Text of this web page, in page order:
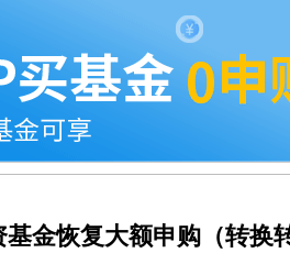
金恢复大额申购（转换